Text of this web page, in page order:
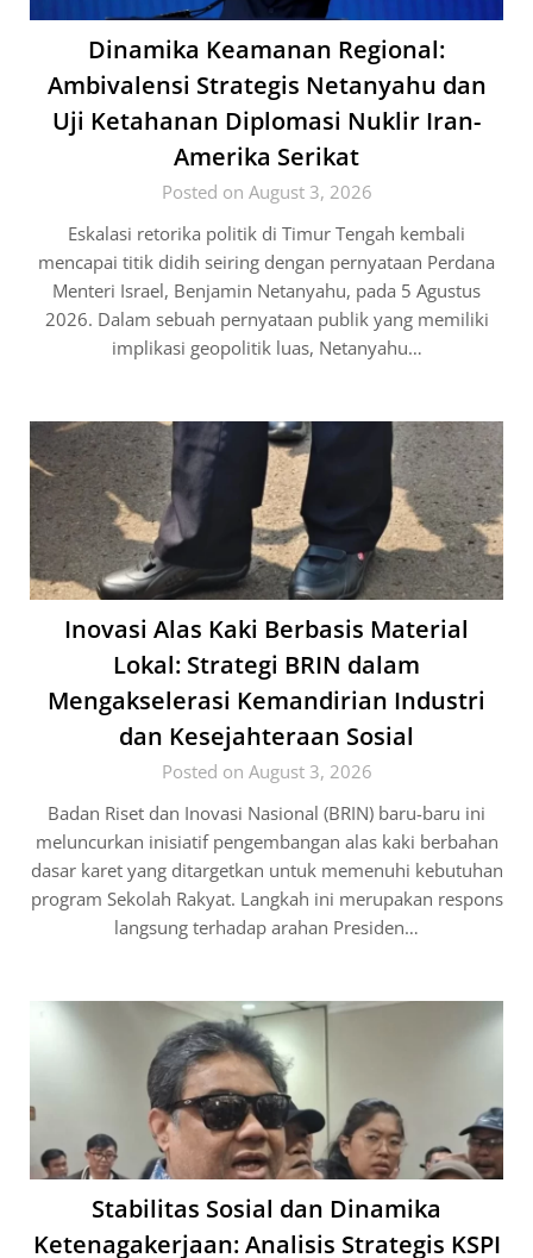
Dinamika Keamanan Regional:
Ambivalensi Strategis Netanyahu dan
Uji Ketahanan Diplomasi Nuklir Iran-
Amerika Serikat
Posted on August 3, 2026
Eskalasi retorika politik di Timur Tengah kembali
mencapai titik didih seiring dengan pernyataan Perdana
Menteri Israel, Benjamin Netanyahu, pada 5 Agustus
2026. Dalam sebuah pernyataan publik yang memiliki
implikasi geopolitik luas, Netanyahu…
Inovasi Alas Kaki Berbasis Material
Lokal: Strategi BRIN dalam
Mengakselerasi Kemandirian Industri
dan Kesejahteraan Sosial
Posted on August 3, 2026
Badan Riset dan Inovasi Nasional (BRIN) baru-baru ini
meluncurkan inisiatif pengembangan alas kaki berbahan
dasar karet yang ditargetkan untuk memenuhi kebutuhan
program Sekolah Rakyat. Langkah ini merupakan respons
langsung terhadap arahan Presiden…
Stabilitas Sosial dan Dinamika
Ketenagakerjaan: Analisis Strategis KSPI